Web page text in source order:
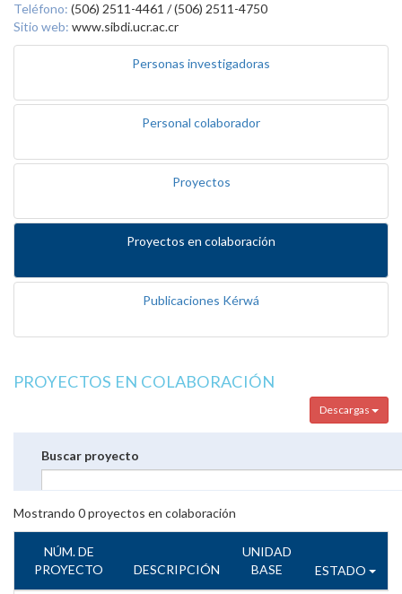
Teléfono: (506) 2511-4461 / (506) 2511-4750
Sitio web: www.sibdi.ucr.ac.cr
Personas investigadoras
Personal colaborador
Proyectos
Proyectos en colaboración
Publicaciones Kérwá
PROYECTOS EN COLABORACIÓN
Descargas
Buscar proyecto
Mostrando 0proyectos en colaboración
NÚM. DE
PROYECTO
DESCRIPCIÓN
UNIDAD
BASE
ESTADO